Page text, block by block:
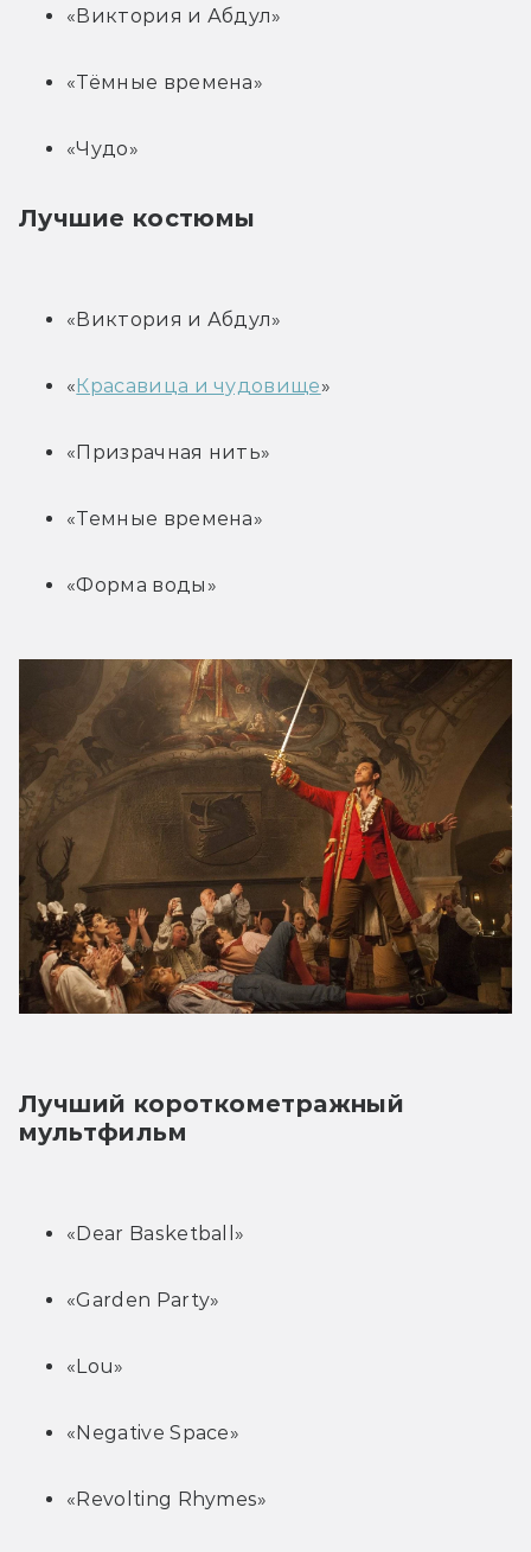
«Виктория и Абдул»
«Тёмные времена»
«Чудо»
Лучшие костюмы
«Виктория и Абдул»
«Красавица и чудовище»
«Призрачная нить»
«Темные времена»
«Форма воды»
Лучший короткометражный
мультфильм
«Dear Basketball»
«Garden Party»
«Lou»
«Negative Space»
«Revolting Rhymes»